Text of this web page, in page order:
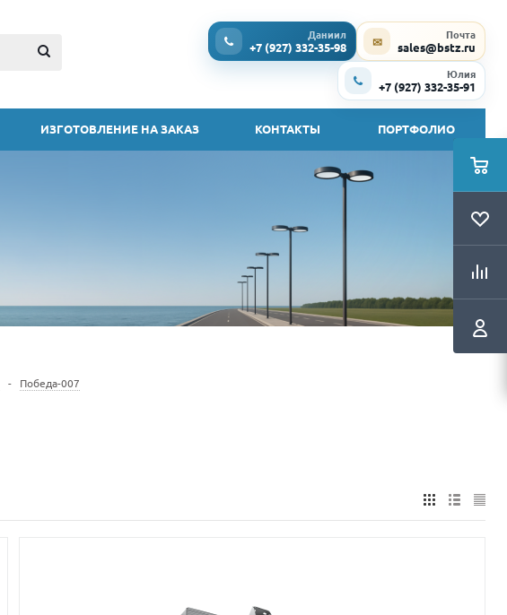
Даниил
+7 (927) 332-35-98 ✉ Почта
sales@bstz.ru
Юлия
+7 (927) 332-35-91
ИЗГОТОВЛЕНИЕ НА ЗАКАЗ КОНТАКТЫ ПОРТФОЛИО
- Победа-007